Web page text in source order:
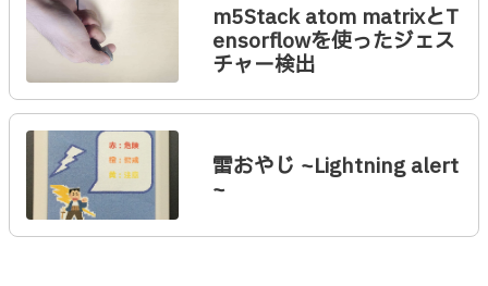
m5Stack atom matrixとT
ensorflowを使ったジェス
チャー検出
雷おやじ ~Lightning alert
~